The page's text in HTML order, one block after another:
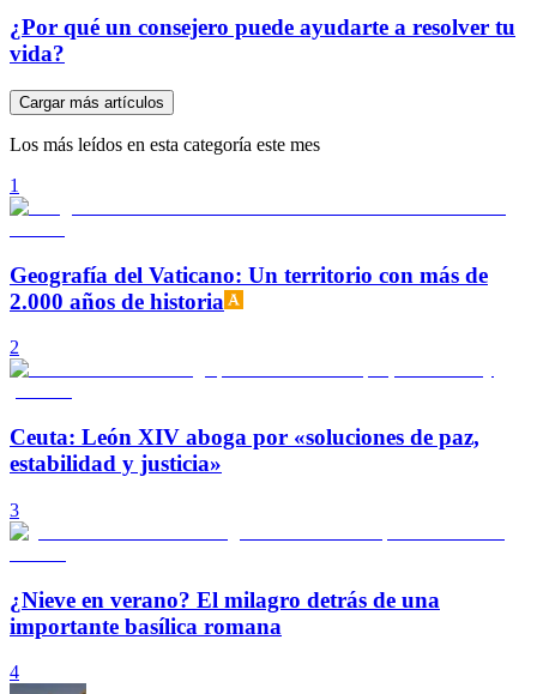
¿Por qué un consejero puede ayudarte a resolver tu
vida?
Cargar más artículos
Los más leídos en esta categoría este mes
1
Geografía del Vaticano: Un territorio con más de
2.000 años de historia
2
Ceuta: León XIV aboga por «soluciones de paz,
estabilidad y justicia»
3
¿Nieve en verano? El milagro detrás de una
importante basílica romana
4